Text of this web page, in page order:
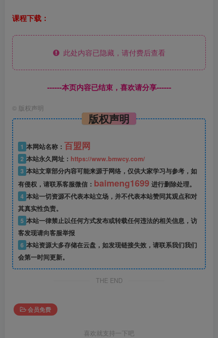
课程下载：
此处内容已隐藏，请付费后查看
------本页内容已结束，喜欢请分享------
© 版权声明
版权声明
1 本网站名称： 百盟网
2 本站永久网址： https://www.bmwcy.com/
3 本站文章部分内容可能来源于网络，仅供大家学习与参考，如
有侵权，请联系客服微信： baimeng1699 进行删除处理。
4 本站一切资源不代表本站立场，并不代表本站赞同其观点和对
其真实性负责。
5 本站一律禁止以任何方式发布或转载任何违法的相关信息，访
客发现请向客服举报
6 本站资源大多存储在云盘，如发现链接失效，请联系我们我们
会第一时间更新。
THE END
会员免费
喜欢就支持一下吧